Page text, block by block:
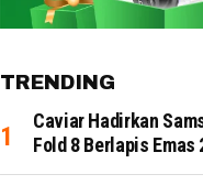
TRENDING
Caviar Hadirkan
Fold 8 Berlapis Emas